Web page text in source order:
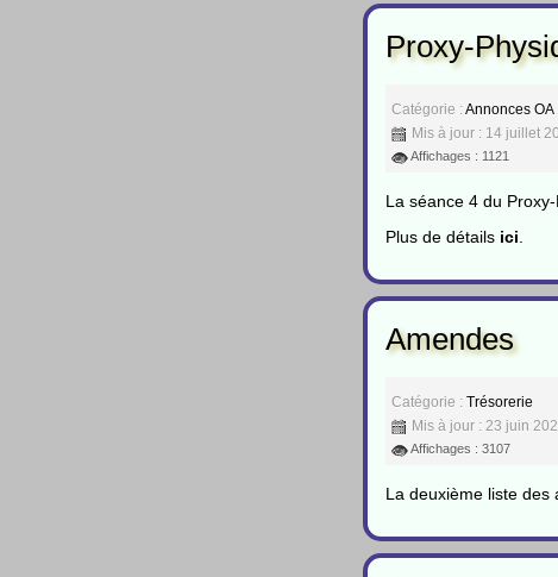
Proxy-
Catégorie :Annonces OA
Mis à jour : 14 juillet
Affichages : 1121
La séance 4 du
Plus de détails ici.
Amendes
Catégorie :Trésorerie
Mis à jour : 23 juin
Affichages : 3107
La deuxième liste